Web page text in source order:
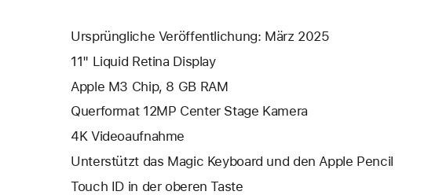
Ursprüngliche Veröffentlichung: März 2025
11" Liquid Retina Display
Apple M3 Chip, 8 GB RAM
Querformat 12MP Center Stage Kamera
4K Video­aufnahme
Unterstützt das Magic Keyboard und den Apple Pencil
Touch ID in der oberen Taste